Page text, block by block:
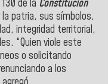
de la Constitución
patria, sus símbolos,
integridad territorial,
“Quien viole este
o solicitando
a los